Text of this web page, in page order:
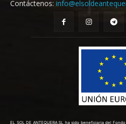
Contáctenos:
EL SOL DE ANTEQUERA SL ha sido beneficiaria del